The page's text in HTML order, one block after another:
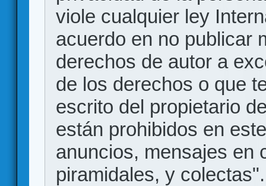
viole cualquier ley
acuerdo en no publicar
derechos de autor a
de los derechos o que
escrito del propietario
están prohibidos en
anuncios, mensajes en
piramidales, y colectas".